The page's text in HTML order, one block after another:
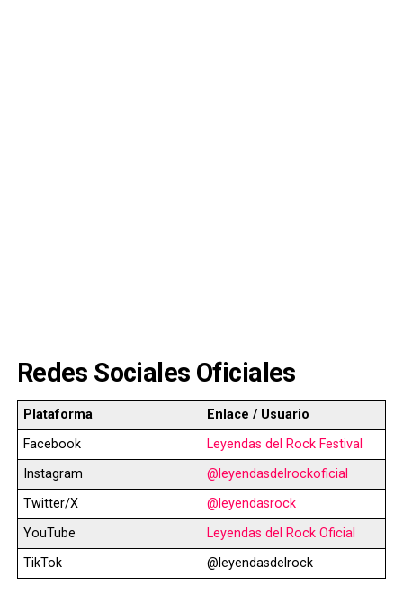
Redes Sociales Oficiales
Plataforma
Enlace / Usuario
Facebook
Leyendas del Rock Festival
Instagram
@leyendasdelrockoficial
Twitter/X
@leyendasrock
YouTube
Leyendas del Rock Oficial
TikTok
@leyendasdelrock